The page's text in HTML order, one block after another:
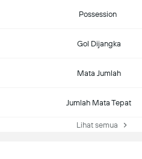
Possession
Gol Dijangka
Mata Jumlah
Jumlah Mata Tepat
Lihat semua